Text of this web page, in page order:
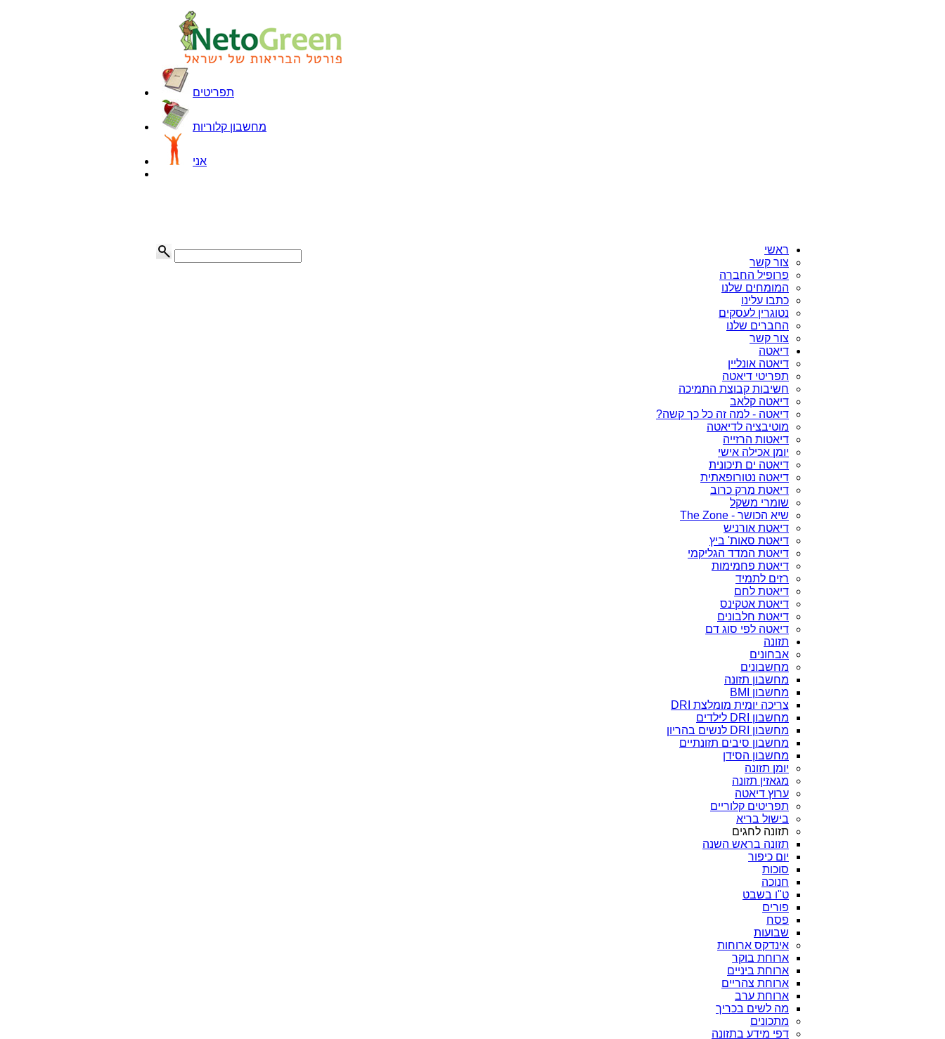
תפריטים
מחשבון קלוריות
אני
ראשי
צור קשר
פרופיל החברה
המומחים שלנו
כתבו עלינו
נטוגרין לעסקים
החברים שלנו
צור קשר
דיאטה
דיאטה אונליין
תפריטי דיאטה
חשיבות קבוצת התמיכה
דיאטה קלאב
דיאטה - למה זה כל כך קשה?
מוטיבציה לדיאטה
דיאטות הרזייה
יומן אכילה אישי
דיאטה ים תיכונית
דיאטה נטורופאתית
דיאטת מרק כרוב
שומרי משקל
שיא הכושר - The Zone
דיאטת אורניש
דיאטת סאות' ביץ
דיאטת המדד הגליקמי
דיאטת פחמימות
רזים לתמיד
דיאטת לחם
דיאטת אטקינס
דיאטת חלבונים
דיאטה לפי סוג דם
תזונה
אבחונים
מחשבונים
מחשבון תזונה
מחשבון BMI
צריכה יומית מומלצת DRI
מחשבון DRI לילדים
מחשבון DRI לנשים בהריון
מחשבון סיבים תזונתיים
מחשבון הסידן
יומן תזונה
מגאזין תזונה
ערוץ דיאטה
תפריטים קלוריים
בישול בריא
תזונה לחגים
תזונה בראש השנה
יום כיפור
סוכות
חנוכה
ט"ו בשבט
פורים
פסח
שבועות
אינדקס ארוחות
ארוחת בוקר
ארוחת ביניים
ארוחת צהריים
ארוחת ערב
מה לשים בכריך
מתכונים
דפי מידע בתזונה